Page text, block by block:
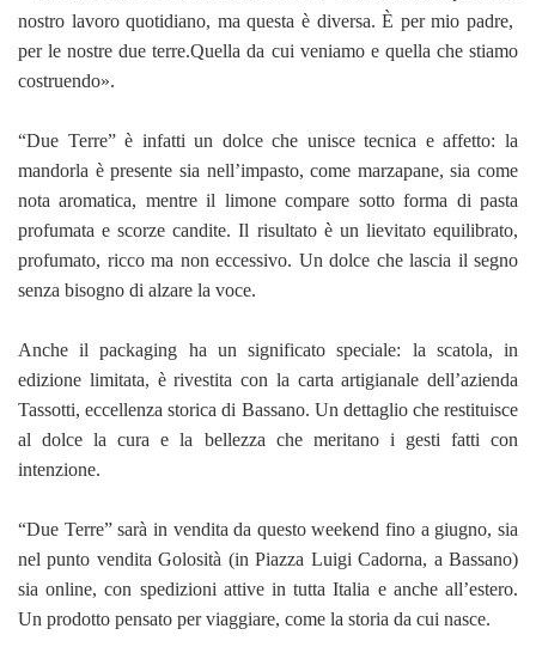
nostro lavoro quotidiano, ma questa è diversa. È per mio padre,
per le nostre due terre.Quella da cui veniamo e quella che stiamo
costruendo».
“Due Terre” è infatti un dolce che unisce tecnica e affetto: la
mandorla è presente sia nell’impasto, come marzapane, sia come
nota aromatica, mentre il limone compare sotto forma di pasta
profumata e scorze candite. Il risultato è un lievitato equilibrato,
profumato, ricco ma non eccessivo. Un dolce che lascia il segno
senza bisogno di alzare la voce.
Anche il packaging ha un significato speciale: la scatola, in
edizione limitata, è rivestita con la carta artigianale dell’azienda
Tassotti, eccellenza storica di Bassano. Un dettaglio che restituisce
al dolce la cura e la bellezza che meritano i gesti fatti con
intenzione.
“Due Terre” sarà in vendita da questo weekend fino a giugno, sia
nel punto vendita Golosità (in Piazza Luigi Cadorna, a Bassano)
sia online, con spedizioni attive in tutta Italia e anche all’estero.
Un prodotto pensato per viaggiare, come la storia da cui nasce.